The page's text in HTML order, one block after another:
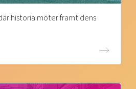
historia möter framtidens